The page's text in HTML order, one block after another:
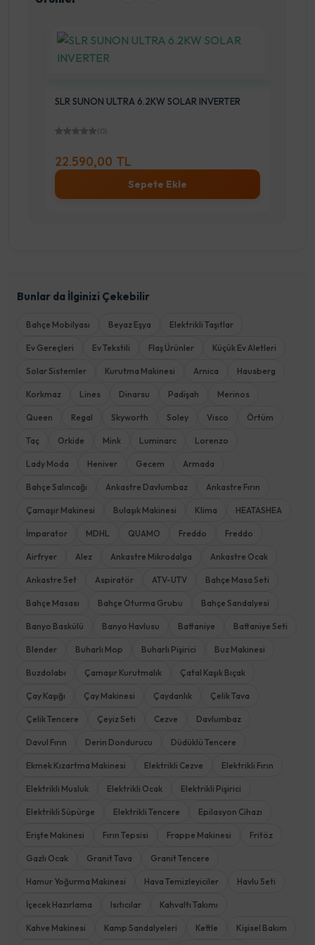
SLR SUNON ULTRA 6.2KW SOLAR INVERTER
(0)
22.590,00 TL
Sepete Ekle
Bunlar da İlginizi Çekebilir
Bahçe Mobilyası Beyaz Eşya Elektrikli Taşıtlar
Ev Gereçleri Ev Tekstili Flaş Ürünler Küçük Ev Aletleri
Solar Sistemler Kurutma Makinesi Arnica Hausberg
Korkmaz Lines Dinarsu Padişah Merinos
Queen Regal Skyworth Soley Visco Örtüm
Taç Orkide Mink Luminarc Lorenzo
Lady Moda Heniver Gecem Armada
Bahçe Salıncağı Ankastre Davlumbaz Ankastre Fırın
Çamaşır Makinesi Bulaşık Makinesi Klima HEATASHEA
İmparator MDHL QUAMO Freddo Freddo
Airfryer Alez Ankastre Mikrodalga Ankastre Ocak
Ankastre Set Aspiratör ATV-UTV Bahçe Masa Seti
Bahçe Masası Bahçe Oturma Grubu Bahçe Sandalyesi
Banyo Baskülü Banyo Havlusu Battaniye Battaniye Seti
Blender Buharlı Mop Buharlı Pişirici Buz Makinesi
Buzdolabı Çamaşır Kurutmalık Çatal Kaşık Bıçak
Çay Kaşığı Çay Makinesi Çaydanlık Çelik Tava
Çelik Tencere Çeyiz Seti Cezve Davlumbaz
Davul Fırın Derin Dondurucu Düdüklü Tencere
Ekmek Kızartma Makinesi Elektrikli Cezve Elektrikli Fırın
Elektrikli Musluk Elektrikli Ocak Elektrikli Pişirici
Elektrikli Süpürge Elektrikli Tencere Epilasyon Cihazı
Erişte Makinesi Fırın Tepsisi Frappe Makinesi Fritöz
Gazlı Ocak Granit Tava Granit Tencere
Hamur Yoğurma Makinesi Hava Temizleyiciler Havlu Seti
İçecek Hazırlama Isıtıcılar Kahvaltı Takımı
Kahve Makinesi Kamp Sandalyeleri Kettle Kişisel Bakım